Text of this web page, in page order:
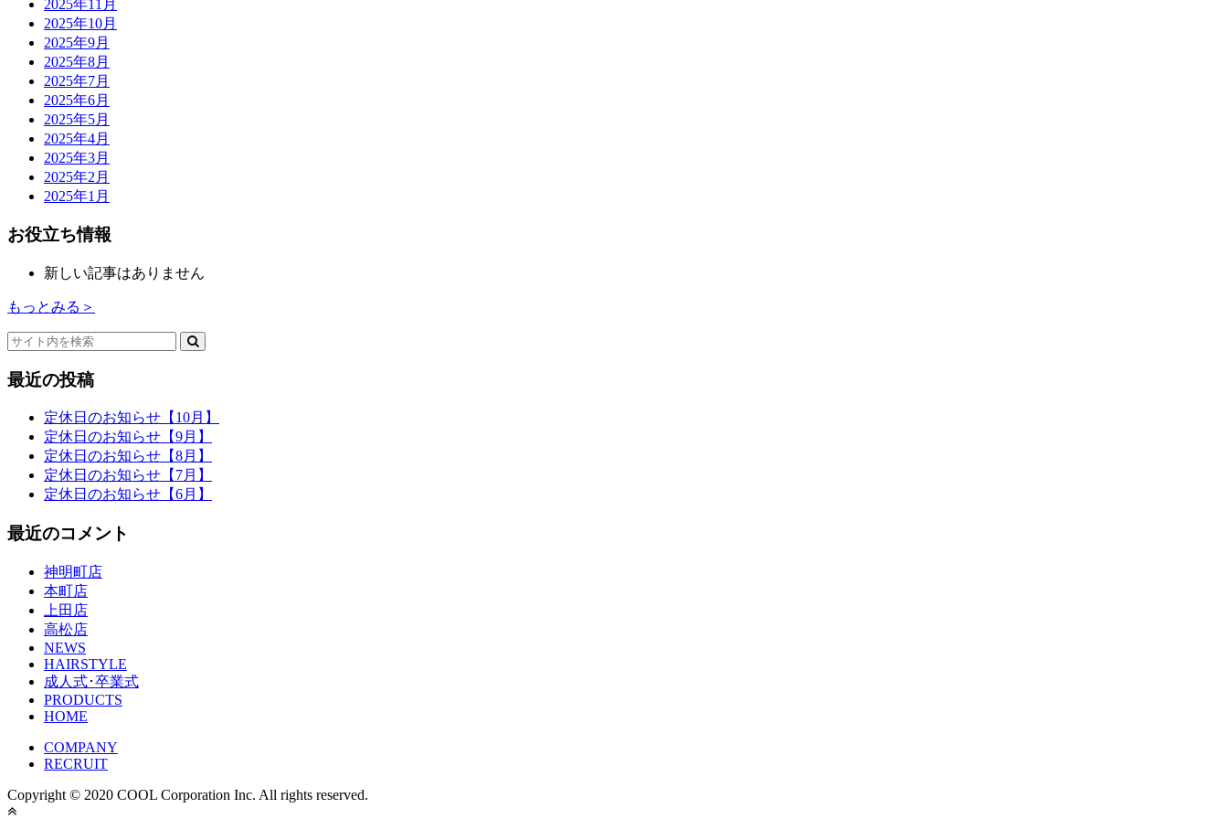
2025年11月
2025年10月
2025年9月
2025年8月
2025年7月
2025年6月
2025年5月
2025年4月
2025年3月
2025年2月
2025年1月
お役立ち情報
新しい記事はありません
もっとみる＞
最近の投稿
定休日のお知らせ【10月】
定休日のお知らせ【9月】
定休日のお知らせ【8月】
定休日のお知らせ【7月】
定休日のお知らせ【6月】
最近のコメント
神明町店
本町店
上田店
高松店
NEWS
HAIRSTYLE
成人式･卒業式
PRODUCTS
HOME
COMPANY
RECRUIT
Copyright © 2020 COOL Corporation Inc. All rights reserved.